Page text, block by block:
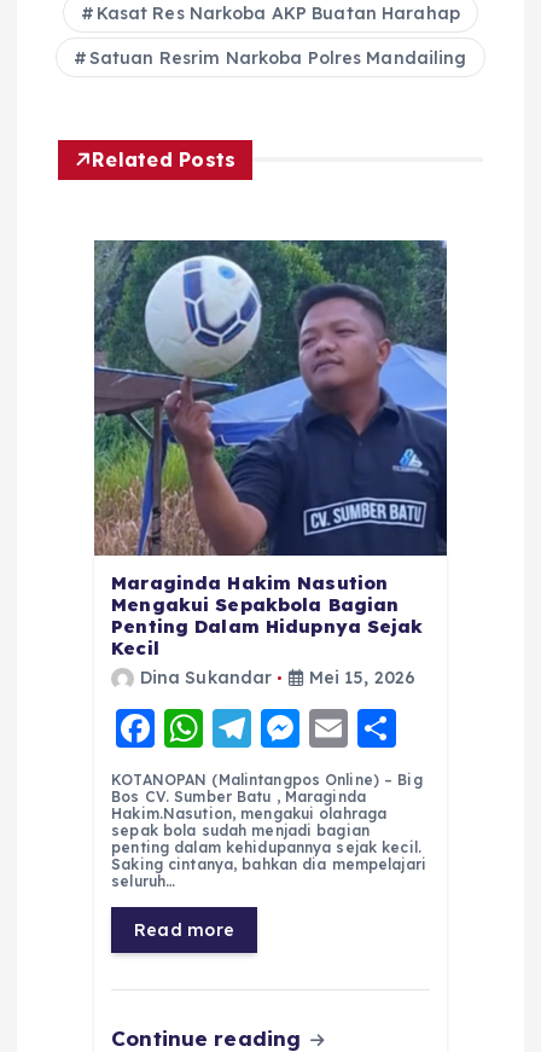
Kasat Res Narkoba AKP Buatan Harahap
Satuan Resrim Narkoba Polres Mandailing
Related Posts
Maraginda Hakim Nasution
Mengakui Sepakbola Bagian
Penting Dalam Hidupnya Sejak
Kecil
Dina Sukandar Mei 15, 2026
F
a
c
e
b
o
o
k
W
h
a
ts
A
p
p
T
el
e
g
r
a
m
M
e
ss
e
n
E
m
ai
l
h
re
KOTANOPAN (Malintangpos Online) – Big
Bos CV. Sumber Batu , Maraginda
Hakim.Nasution, mengakui olahraga
sepak bola sudah menjadi bagian
penting dalam kehidupannya sejak kecil.
Saking cintanya, bahkan dia mempelajari
seluruh…
Read more
Continue reading